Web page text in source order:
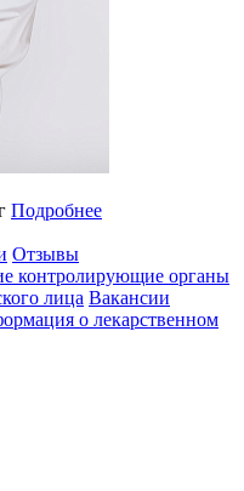
Подробнее
Отзывы
контролирующие органы
лица Вакансии
о лекарственном